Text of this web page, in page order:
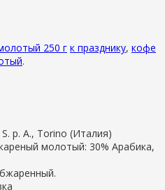
250 г к празднику, кофе
.
p. A., Torino (Италия)
молотый: 30% Арабика,